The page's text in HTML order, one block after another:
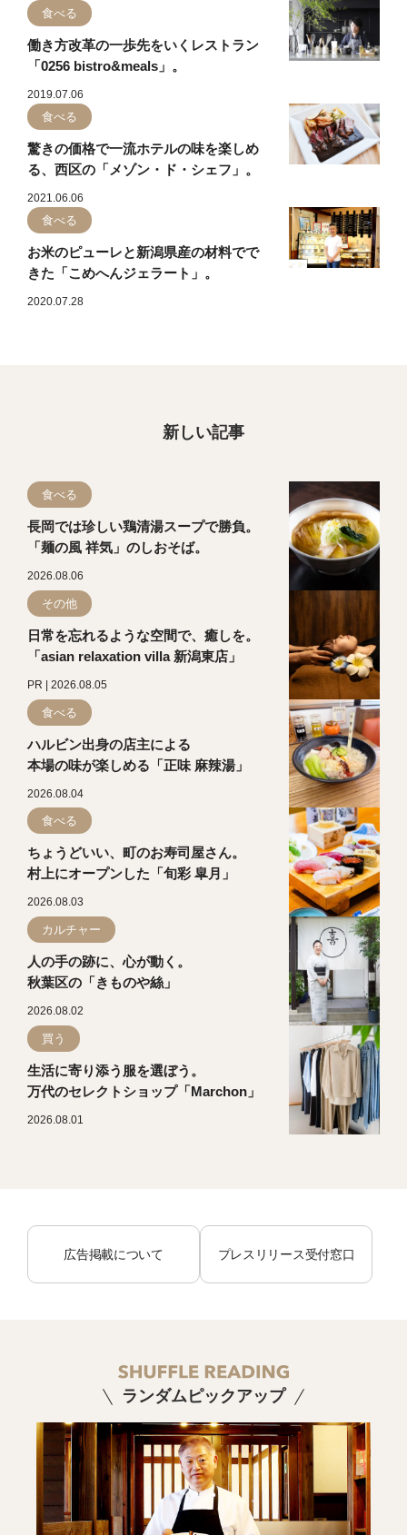
食べる
働き方改革の一歩先をいくレストラン
「0256 bistro&meals」。
2019.07.06
食べる
驚きの価格で一流ホテルの味を楽しめ
る、西区の「メゾン・ド・シェフ」。
2021.06.06
食べる
お米のピューレと新潟県産の材料でで
きた「こめへんジェラート」。
2020.07.28
新しい記事
食べる
長岡では珍しい鶏清湯スープで勝負。
「麺の風 祥気」のしおそば。
2026.08.06
その他
日常を忘れるような空間で、癒しを。
「asian relaxation villa 新潟東店」
PR | 2026.08.05
食べる
ハルビン出身の店主による
本場の味が楽しめる「正味 麻辣湯」
2026.08.04
食べる
ちょうどいい、町のお寿司屋さん。
村上にオープンした「旬彩 皐月」
2026.08.03
カルチャー
人の手の跡に、心が動く。
秋葉区の「きものや絲」
2026.08.02
買う
生活に寄り添う服を選ぼう。
万代のセレクトショップ「Marchon」
2026.08.01
広告掲載について プレスリリース受付窓口
ランダムピックアップ